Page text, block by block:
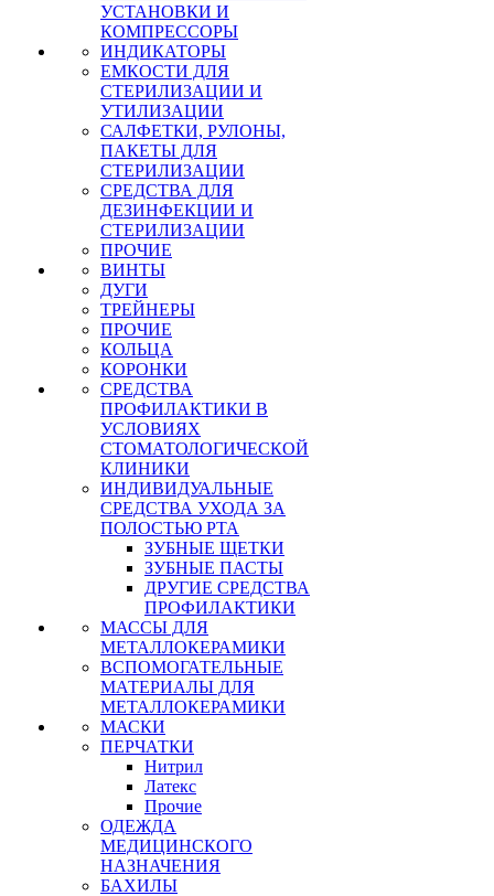
УСТАНОВКИ И
КОМПРЕССОРЫ
ИНДИКАТОРЫ
ЕМКОСТИ ДЛЯ
СТЕРИЛИЗАЦИИ И
УТИЛИЗАЦИИ
САЛФЕТКИ, РУЛОНЫ,
ПАКЕТЫ ДЛЯ
СТЕРИЛИЗАЦИИ
СРЕДСТВА ДЛЯ
ДЕЗИНФЕКЦИИ И
СТЕРИЛИЗАЦИИ
ПРОЧИЕ
ВИНТЫ
ДУГИ
ТРЕЙНЕРЫ
ПРОЧИЕ
КОЛЬЦА
КОРОНКИ
СРЕДСТВА
ПРОФИЛАКТИКИ В
УСЛОВИЯХ
СТОМАТОЛОГИЧЕСКОЙ
КЛИНИКИ
ИНДИВИДУАЛЬНЫЕ
СРЕДСТВА УХОДА ЗА
ПОЛОСТЬЮ РТА
ЗУБНЫЕ ЩЕТКИ
ЗУБНЫЕ ПАСТЫ
ДРУГИЕ СРЕДСТВА
ПРОФИЛАКТИКИ
МАССЫ ДЛЯ
МЕТАЛЛОКЕРАМИКИ
ВСПОМОГАТЕЛЬНЫЕ
МАТЕРИАЛЫ ДЛЯ
МЕТАЛЛОКЕРАМИКИ
МАСКИ
ПЕРЧАТКИ
Нитрил
Латекс
Прочие
ОДЕЖДА
МЕДИЦИНСКОГО
НАЗНАЧЕНИЯ
БАХИЛЫ